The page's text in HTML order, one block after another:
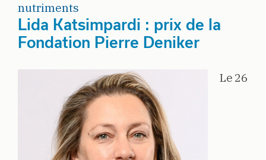
nutriments
Lida Katsimpardi : prix de la
Fondation Pierre Deniker
Le 26